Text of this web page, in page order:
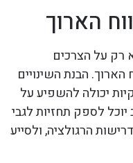
הארוך
רק על הצרכים
הבנת השינויים
יכולה להשפיע על
לספק תחזיות לגבי
הרגולציה, ולסייע